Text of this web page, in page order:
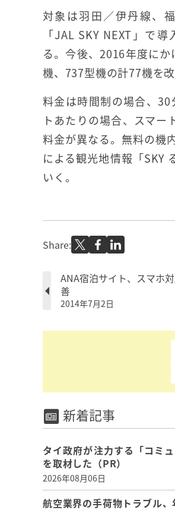
対象は羽田／伊丹線、
「JAL SKY NEXT」で
る。今後、2016年度に
機、737型機の計77機を
料金は時間制の場合、
トあたりの場合、スマ
料金が異なる。無料の機
による観光地情報「SKY
いく。
Share:
ANA宿泊サイト、スマホ
善
2014年7月2日
新着記事
タイ政府が注力する「コミ
を取材した（PR）
2026年08月06日
航空業界の手荷物トラブル